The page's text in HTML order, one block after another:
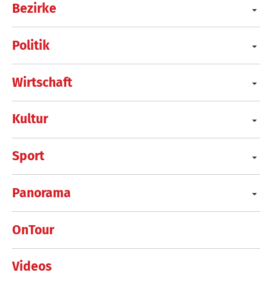
Bezirke
Politik
Wirtschaft
Kultur
Sport
Panorama
OnTour
Videos